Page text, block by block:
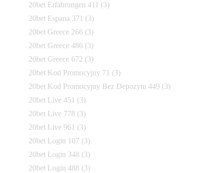
20bet Erfahrungen 411 (3)
20bet Espana 371 (3)
20bet Greece 266 (3)
20bet Greece 486 (3)
20bet Greece 672 (3)
20bet Kod Promocyjny 71 (3)
20bet Kod Promocyjny Bez Depozytu 449 (3)
20bet Live 451 (3)
20bet Live 778 (3)
20bet Live 961 (3)
20bet Login 107 (3)
20bet Login 348 (3)
20bet Login 488 (3)